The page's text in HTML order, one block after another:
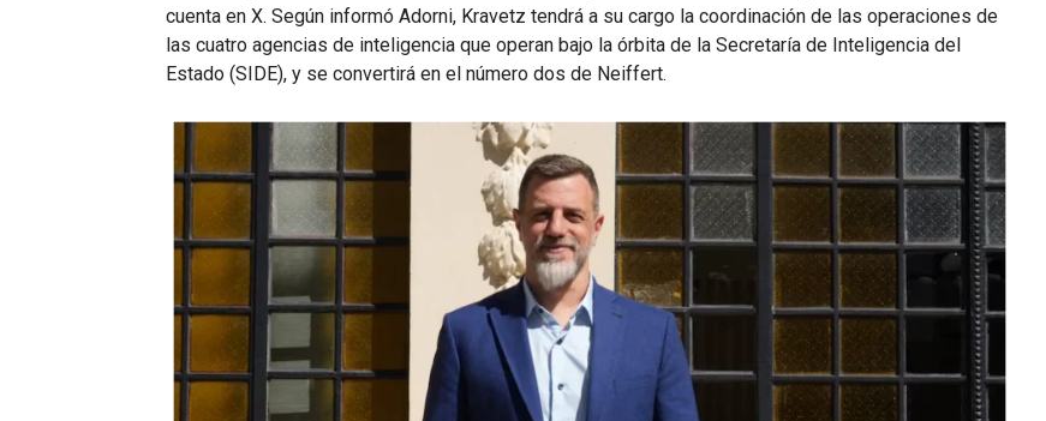
cuenta en X. Según informó Adorni, Kravetz tendrá a su cargo la coordinación de las operaciones de
las cuatro agencias de inteligencia que operan bajo la órbita de la Secretaría de Inteligencia del
Estado (SIDE), y se convertirá en el número dos de Neiffert.